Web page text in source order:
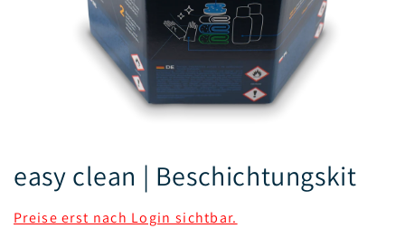
in
Modal
easy clean | Beschichtungskit
Normaler
Preise erst nach Login sichtbar.